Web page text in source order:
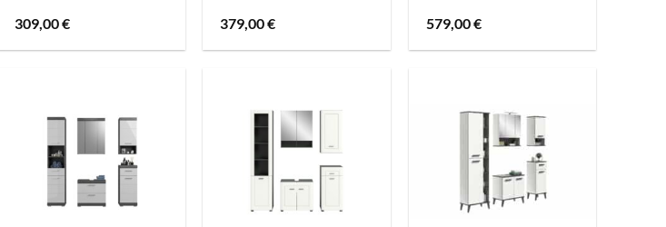
309,00€
379,00€
579,00€